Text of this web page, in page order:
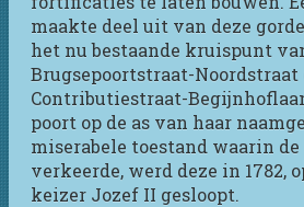
maakte deel uit van deze
het nu bestaande kruispunt
Brugsepoortstraat-Noordstraat
Contributiestraat-
poort op de as van haar
miserabele toestand waarin
verkeerde, werd deze in 1782,
keizer Jozef II gesloopt.